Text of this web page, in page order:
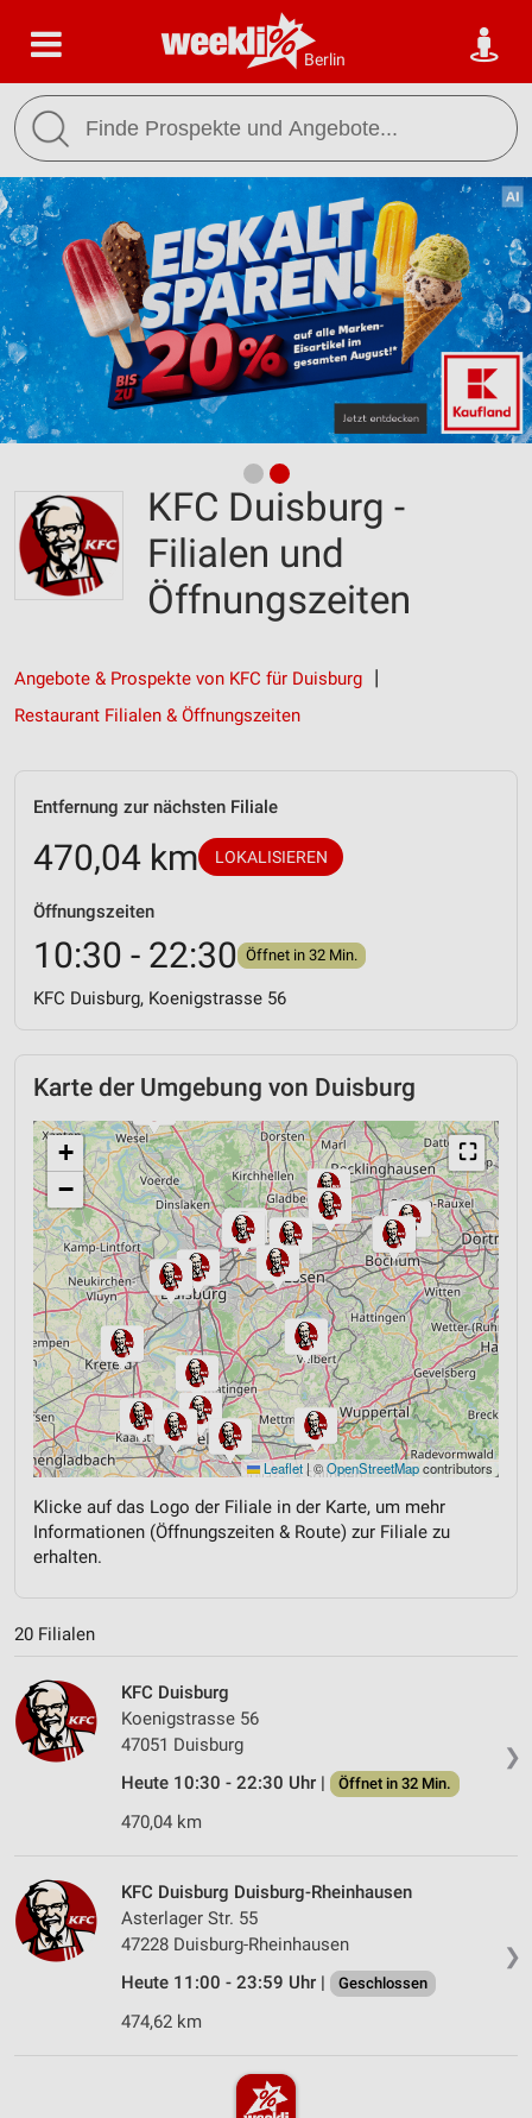
Berlin
KFC Duisburg -
Filialen und
Öffnungszeiten
Angebote & Prospekte von KFC für Duisburg
Restaurant Filialen & Öffnungszeiten
Entfernung zur nächsten Filiale
470,04 km LOKALISIEREN
Öffnungszeiten
10:30 - 22:30 Öffnet in 32 Min.
KFC Duisburg, Koenigstrasse 56
Karte der Umgebung von Duisburg
⛶
+
−
Leaflet|©OpenStreetMapcontributors
Klicke auf das Logo der Filiale in der Karte, um mehr
Informationen (Öffnungszeiten & Route) zur Filiale zu
erhalten.
20 Filialen
❯
KFC Duisburg
Koenigstrasse 56
47051 Duisburg
Heute 10:30 - 22:30 Uhr |
Öffnet in 32 Min.
470,04 km
❯
KFC Duisburg Duisburg-Rheinhausen
Asterlager Str. 55
47228 Duisburg-Rheinhausen
Heute 11:00 - 23:59 Uhr |
Geschlossen
474,62 km